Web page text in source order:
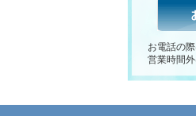
お電話の
営業時間